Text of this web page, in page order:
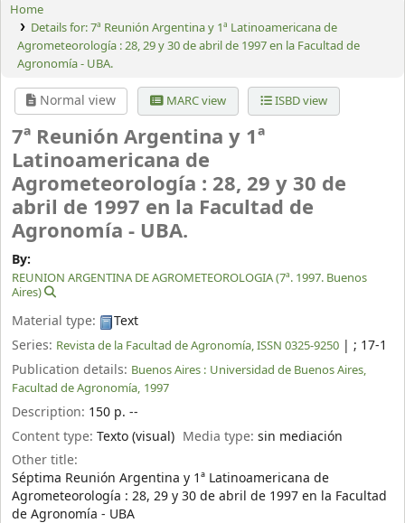
Home
Details for:7ª Reunión Argentina y 1ª Latinoamericana de
Agrometeorología : 28, 29 y 30 de abril de 1997 en la Facultad de
Agronomía - UBA.
Normal view MARC view ISBD view
7ª Reunión Argentina y 1ª
Latinoamericana de
Agrometeorología : 28, 29 y 30 de
abril de 1997 en la Facultad de
Agronomía - UBA.
By:
REUNION ARGENTINA DE AGROMETEOROLOGIA (7ª. 1997. Buenos
Aires)
Material type:
Text
Series: Revista de la Facultad de Agronomía, ISSN 0325-9250 | ; 17-1
Publication details: Buenos Aires : Universidad de Buenos Aires,
Facultad de Agronomía, 1997
Description: 150 p. --
Content type: Texto (visual) Media type:sin mediación
Other title:
Séptima Reunión Argentina y 1ª Latinoamericana de
Agrometeorología : 28, 29 y 30 de abril de 1997 en la Facultad
de Agronomía - UBA